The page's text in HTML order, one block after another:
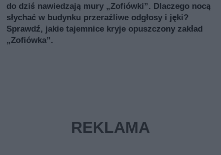
do dziś nawiedzają mury „Zofiówki”. Dlaczego nocą
słychać w budynku przeraźliwe odgłosy i jęki?
Sprawdź, jakie tajemnice kryje opuszczony zakład
„Zofiówka”.